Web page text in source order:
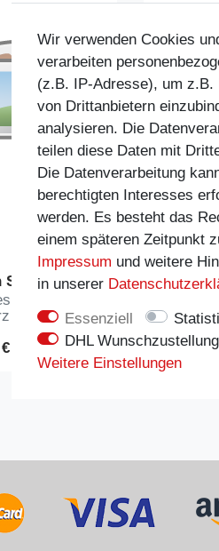
Shoes
- Bootie -
Wir verwenden Cookies
verarbeiten
(z.B. IP-Adresse), um z.B.
von Drittanbietern
analysieren. Die
teilen diese Daten mit
Die Datenverarbeitung
berechtigten Interesses
werden. Es besteht das
einem späteren Zeitpunkt
Impressum und weitere
in unserer
Essenziell
DHL Wunschzustellung
Weitere Einstellungen